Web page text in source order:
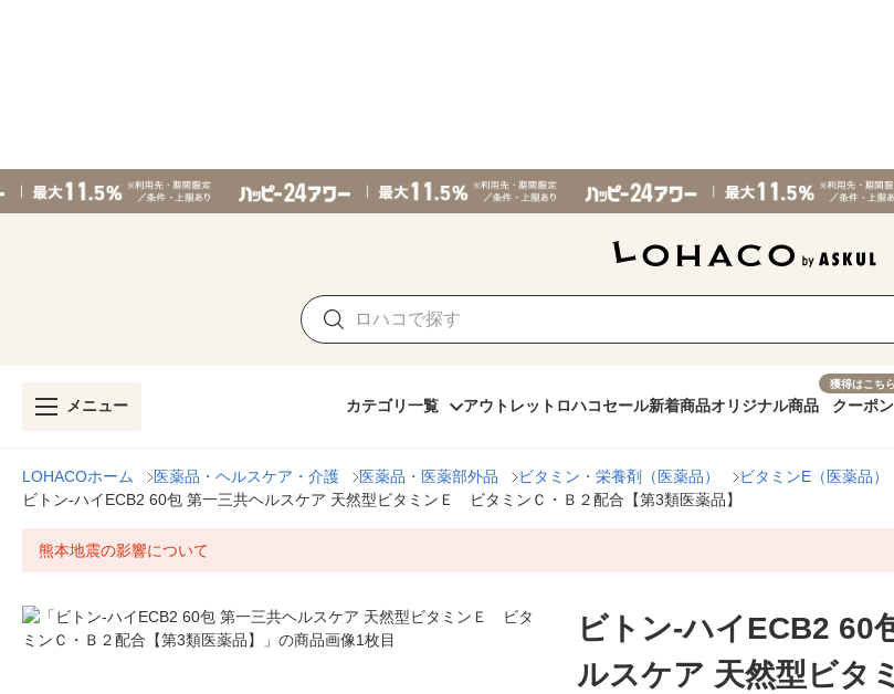
メニュー カテゴリ一覧 アウトレット ロハコセール新着商品オリジナル商品
獲得はこちら
クーポン
LOHACOホーム 医薬品・ヘルスケア・介護 医薬品・医薬部外品 ビタミン・栄養剤（医薬品）
ビタミンE（医薬品）
ビトン-ハイECB2 60包 第一三共ヘルスケア 天然型ビタミンＥ ビタミンＣ・Ｂ２配合【第3類医薬品】
熊本地震の影響について
ビトン-ハイECB2 60
ルスケア 天然型ビタ